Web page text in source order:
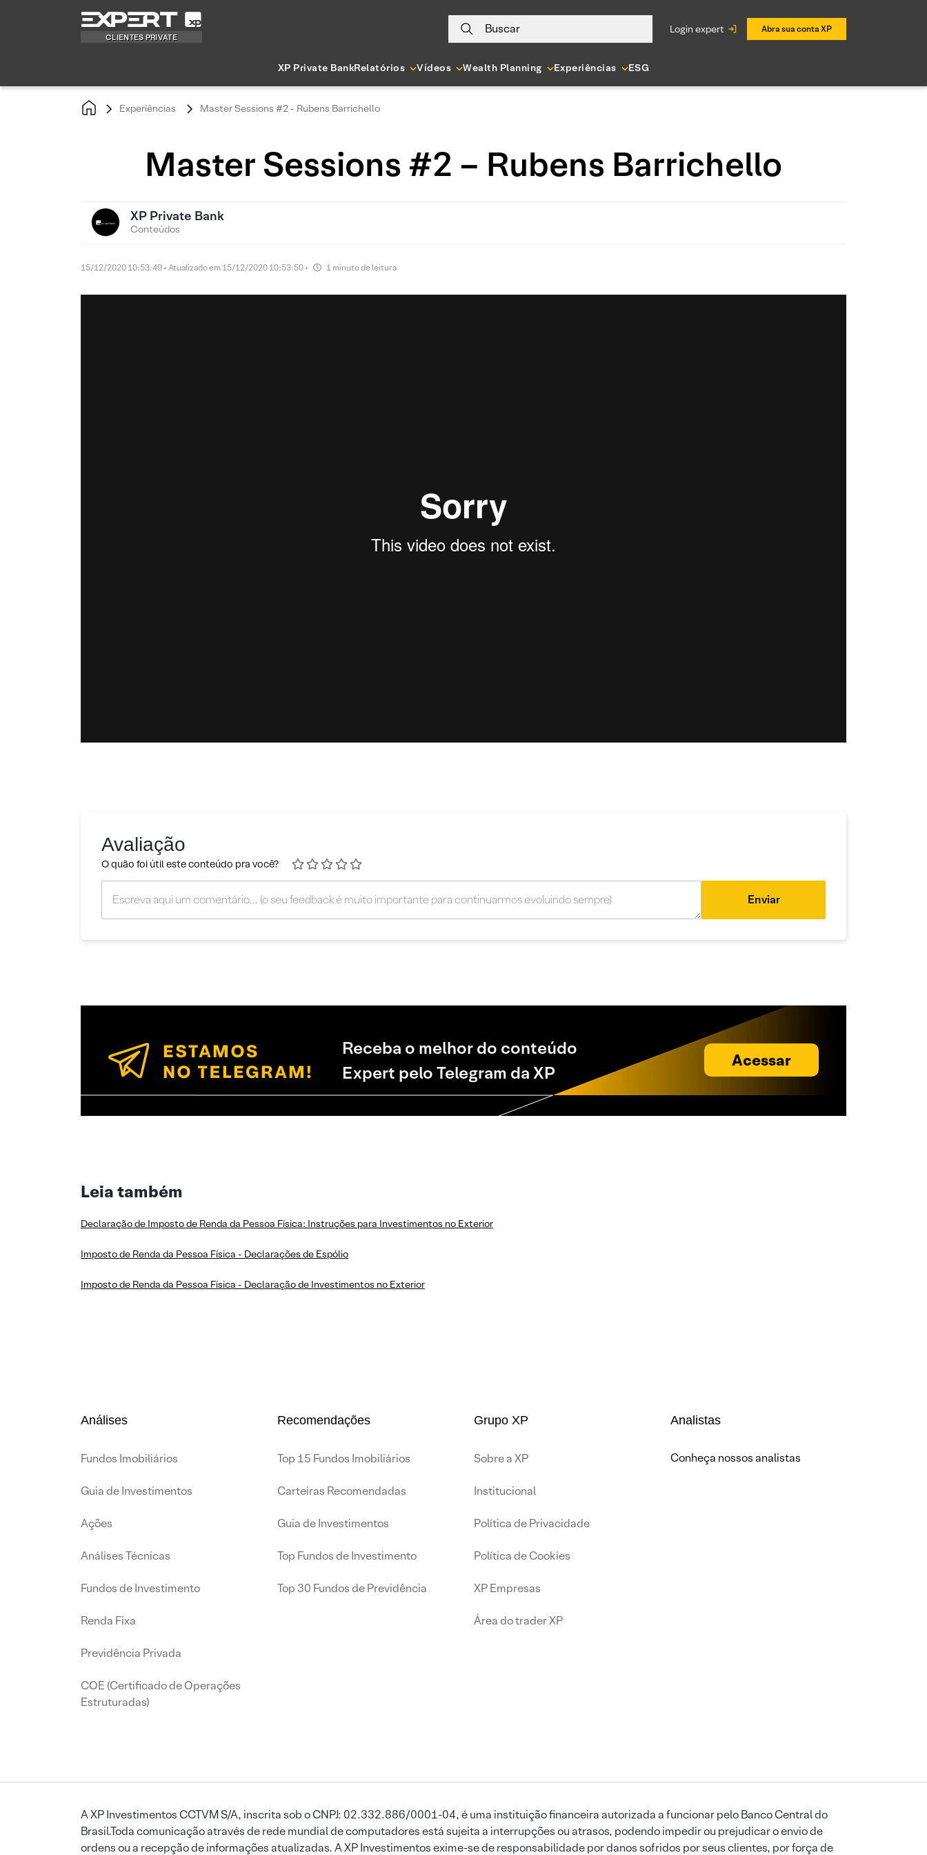
CLIENTES PRIVATE
Buscar login expert Abra sua conta XP
XP Private BankRelatórios Vídeos Wealth Planning Experiências ESG
Experiências Master Sessions #2 - Rubens Barrichello
Master Sessions #2 – Rubens Barrichello
XP Private Bank
Conteúdos
15/12/2020 10:53:49 • Atualizado em 15/12/2020 10:53:50 • 1 minuto de leitura
Avaliação
O quão foi útil este conteúdo pra você?
Enviar
Receba o melhor do conteúdo
Expert pelo Telegram da XP
Acessar
Leia também
Declaração de Imposto de Renda da Pessoa Física: Instruções para Investimentos no Exterior
Imposto de Renda da Pessoa Física - Declarações de Espólio
Imposto de Renda da Pessoa Física - Declaração de Investimentos no Exterior
Análises
Fundos Imobiliários
Guia de Investimentos
Ações
Análises Técnicas
Fundos de Investimento
Renda Fixa
Previdência Privada
COE (Certificado de Operações
Estruturadas)
Recomendações
Top 15 Fundos Imobiliários
Carteiras Recomendadas
Guia de Investimentos
Top Fundos de Investimento
Top 30 Fundos de Previdência
Grupo XP
Sobre a XP
Institucional
Política de Privacidade
Política de Cookies
XP Empresas
Área do trader XP
Analistas
Conheça nossos analistas
A XP Investimentos CCTVM S/A, inscrita sob o CNPJ: 02.332.886/0001-04, é uma instituição financeira autorizada a funcionar pelo Banco Central do
Brasil.Toda comunicação através de rede mundial de computadores está sujeita a interrupções ou atrasos, podendo impedir ou prejudicar o envio de
ordens ou a recepção de informações atualizadas. A XP Investimentos exime-se de responsabilidade por danos sofridos por seus clientes, por força de